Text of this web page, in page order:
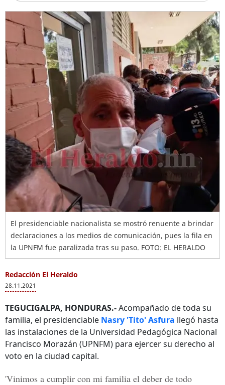
El presidenciable nacionalista se mostró renuente a brindar
declaraciones a los medios de comunicación, pues la fila en
la UPNFM fue paralizada tras su paso. FOTO: EL HERALDO
Redacción El Heraldo
28.11.2021
TEGUCIGALPA, HONDURAS.-Acompañado de toda su
familia, el presidenciable Nasry 'Tito' Asfura llegó hasta
las instalaciones de la Universidad Pedagógica Nacional
Francisco Morazán (UPNFM) para ejercer su derecho al
voto en la ciudad capital.
'Vinimos a cumplir con mi familia el deber de todo